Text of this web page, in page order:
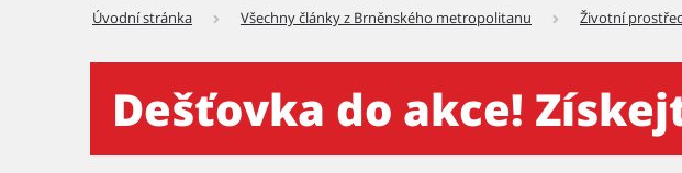
Dešťovka do akce! Získejte dotaci a
Úvodní stránka Všechny články z Brněnského metropolitanu Životní
Dešťovka do akce!